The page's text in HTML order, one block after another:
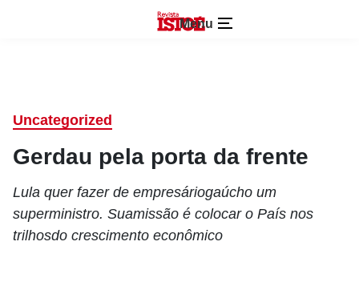
Menu
Uncategorized
Gerdau pela porta da frente
Lula quer fazer de empresáriogaúcho um
superministro. Suamissão é colocar o País nos
trilhosdo crescimento econômico